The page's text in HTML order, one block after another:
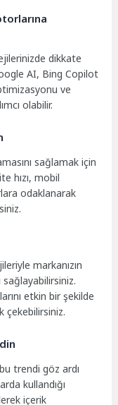
dikkate
AI, Bing Copilot
ve
olabilir.
sağlamak için
hızı, mobil
odaklanarak
markanızın
etkin bir şekilde
çekebilirsiniz.
trendi göz ardı
kullandığı
içerik